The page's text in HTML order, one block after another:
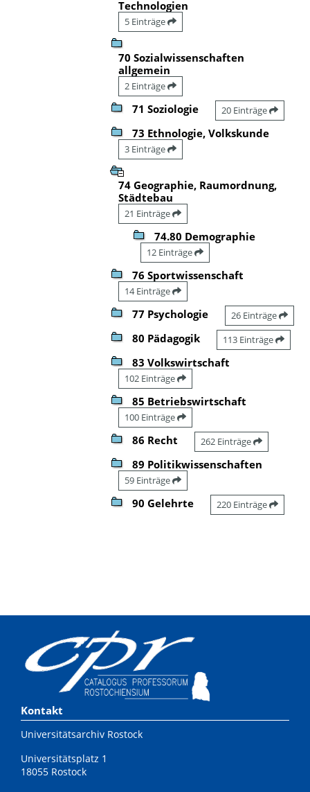
Technologien
5 Einträge
70 Sozialwissenschaften
allgemein
2 Einträge
71 Soziologie 20 Einträge
73 Ethnologie, Volkskunde
3 Einträge
74 Geographie, Raumordnung,
Städtebau
21 Einträge
74.80 Demographie
12 Einträge
76 Sportwissenschaft
14 Einträge
77 Psychologie 26 Einträge
80 Pädagogik 113 Einträge
83 Volkswirtschaft
102 Einträge
85 Betriebswirtschaft
100 Einträge
86 Recht 262 Einträge
89 Politikwissenschaften
59 Einträge
90 Gelehrte 220 Einträge
Kontakt
Universitätsarchiv Rostock
Universitätsplatz 1
18055 Rostock